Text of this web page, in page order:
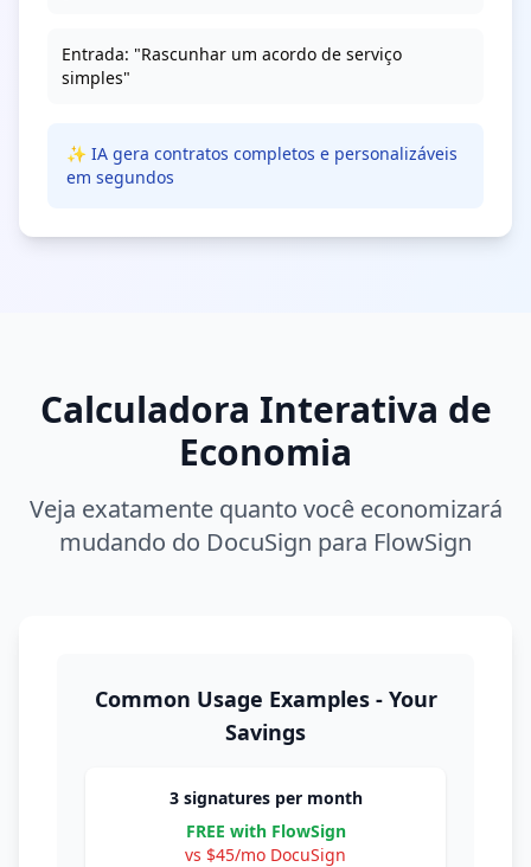
Entrada: "Rascunhar um acordo de serviço
simples"
✨ IA gera contratos completos e personalizáveis
em segundos
Calculadora Interativa de
Economia
Veja exatamente quanto você economizará
mudando do DocuSign para FlowSign
Common Usage Examples - Your
Savings
3 signatures per month
FREE with FlowSign
vs $45/mo DocuSign